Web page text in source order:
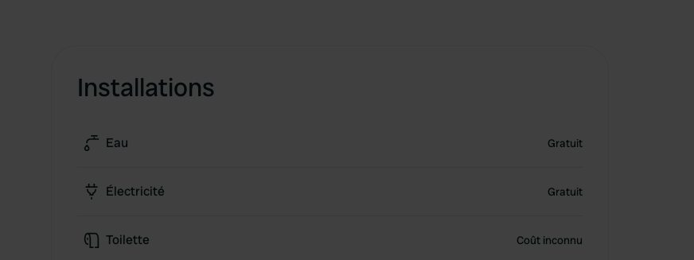
Installations
Eau Gratuit
Électricité Gratuit
Toilette Coût inconnu